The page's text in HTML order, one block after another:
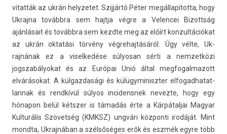
vitat­ták az ukrán helyzetet. Szijjártó Péter megállapította, hogy
Uk­rajna továbbra sem hajtja végre a Velen­cei Bi­zottság
ajánlásait és továbbra sem kezdte meg az előírt kon­zultációkat
az ukrán oktatási törvény vég­rehaj­tásáról. Úgy vélte, Uk­
rajnának ez a visel­kedése súlyosan sérti a nem­zetközi
jogszabályokat és az Európai Unió által meg­fogal­mazott
elvárásokat. A kül­gazdasági és külügyminiszt­er el­fogad­hatat­
lannak és rendkívül súlyos in­cidensnek nevez­te, hogy egy
hónapon belül kétszer is támadás érte a Kár­pátal­jai Magyar
Kul­turális Szövetség (KMKSZ) ungvári köz­ponti irodáját. Mint
mondta, Uk­rajnában a szélsőséges erők és eszmék egyre több